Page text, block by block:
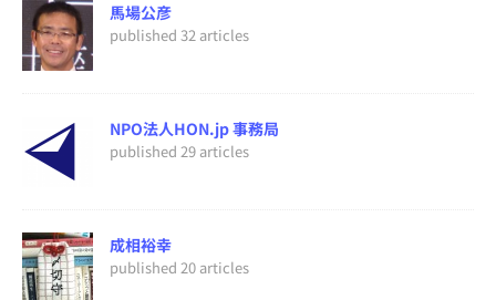
馬場公彦
published 32 articles
NPO法人HON.jp 事務局
published 29 articles
成相裕幸
published 20 articles